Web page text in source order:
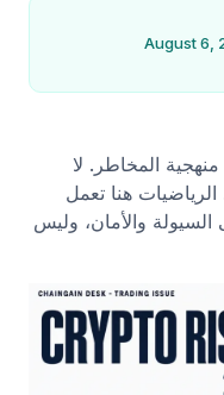
المخاطر. لا
هنا تعمل
والأمان، وليس